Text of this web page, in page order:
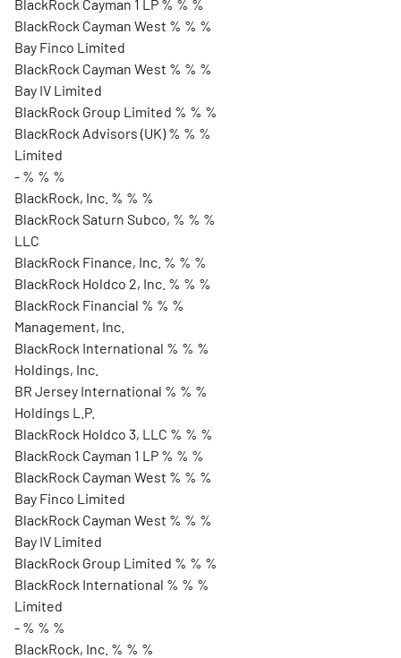
BlackRock Cayman 1 LP % % %
BlackRock Cayman West % % %
Bay Finco Limited
BlackRock Cayman West % % %
Bay IV Limited
BlackRock Group Limited % % %
BlackRock Advisors (UK) % % %
Limited
- % % %
BlackRock, Inc. % % %
BlackRock Saturn Subco, % % %
LLC
BlackRock Finance, Inc. % % %
BlackRock Holdco 2, Inc. % % %
BlackRock Financial % % %
Management, Inc.
BlackRock International % % %
Holdings, Inc.
BR Jersey International % % %
Holdings L.P.
BlackRock Holdco 3, LLC % % %
BlackRock Cayman 1 LP % % %
BlackRock Cayman West % % %
Bay Finco Limited
BlackRock Cayman West % % %
Bay IV Limited
BlackRock Group Limited % % %
BlackRock International % % %
Limited
- % % %
BlackRock, Inc. % % %